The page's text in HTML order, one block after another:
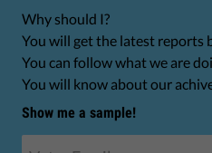
Why should I?
You will get the latest reports
You can follow what we are
You will know about our
Show me a sample!